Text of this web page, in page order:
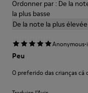
Ordonner par : De la
la plus basse
De la note la plus
Anonymous·
Peu
O preferido das crianças cá